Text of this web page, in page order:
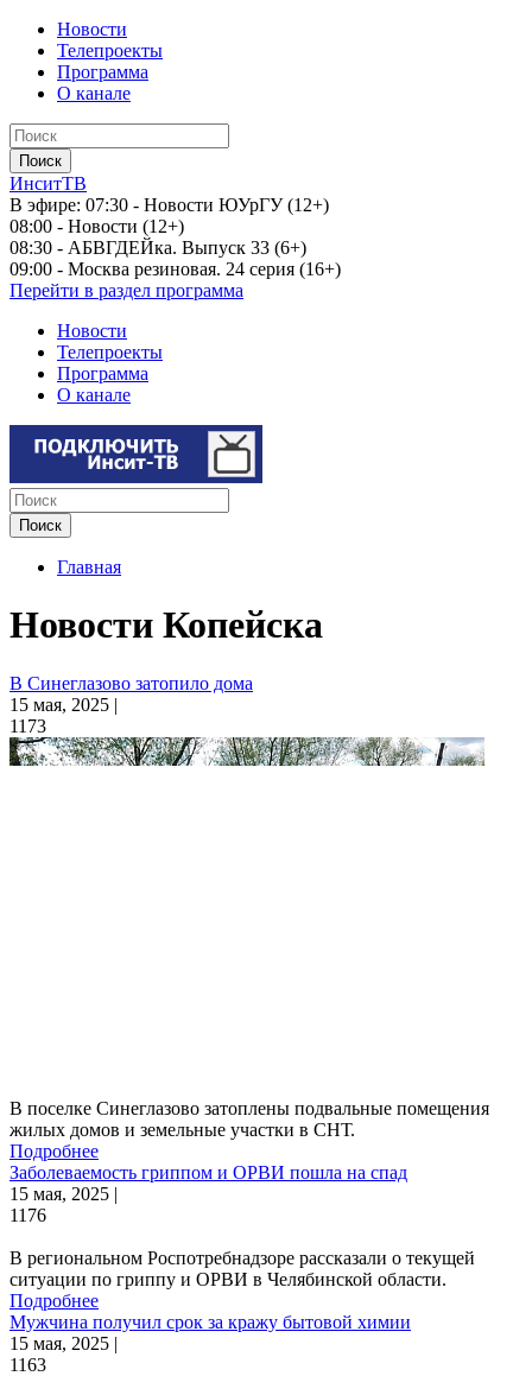
Новости
Телепроекты
Программа
О канале
ИнситТВ
В эфире: 07:30 - Новости ЮУрГУ (12+)
08:00 - Новости (12+)
08:30 - АБВГДЕЙка. Выпуск 33 (6+)
09:00 - Москва резиновая. 24 серия (16+)
Перейти в раздел программа
Новости
Телепроекты
Программа
О канале
Главная
Новости Копейска
В Синеглазово затопило дома
15 мая, 2025 |
1173
В поселке Синеглазово затоплены подвальные помещения
жилых домов и земельные участки в СНТ.
Подробнее
Заболеваемость гриппом и ОРВИ пошла на спад
15 мая, 2025 |
1176
В региональном Роспотребнадзоре рассказали о текущей
ситуации по гриппу и ОРВИ в Челябинской области.
Подробнее
Мужчина получил срок за кражу бытовой химии
15 мая, 2025 |
1163